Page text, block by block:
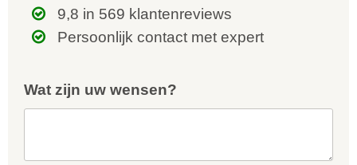
9,8 in 569 klantenreviews
Persoonlijk contact met expert
Wat zijn uw wensen?